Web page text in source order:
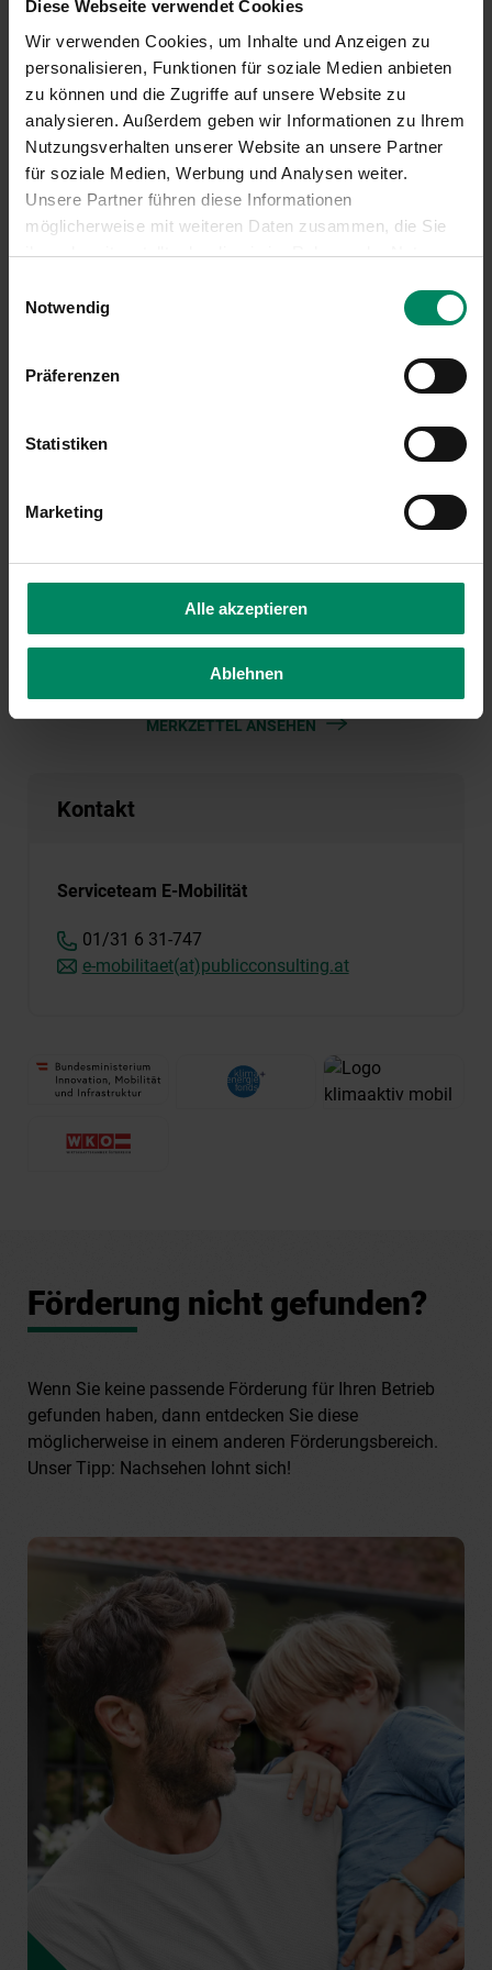
Diese Webseite verwendet Cookies
Wir verwenden Cookies, um Inhalte und Anzeigen zu
personalisieren, Funktionen für soziale Medien anbieten
zu können und die Zugriffe auf unsere Website zu
analysieren. Außerdem geben wir Informationen zu Ihrem
Nutzungsverhalten unserer Website an unsere Partner
für soziale Medien, Werbung und Analysen weiter.
Unsere Partner führen diese Informationen
möglicherweise mit weiteren Daten zusammen, die Sie
ihnen bereitgestellt oder die sie im Rahmen der Nutzung
Notwendig
Präferenzen
Statistiken
Marketing
Alle akzeptieren
Ablehnen
Weitere Informationen zur Antragstellung:
Allgemeine Vertragsbedingungen
Leitfaden zu Ihrem Projekt
(E-)Transporträder und (E-)Falträder für
Fahrzeuge & Ladeinfrastruktur
MERKZETTEL ANSEHEN
Kontakt
Serviceteam E-Mobilität
01/31 6 31-747
e-mobilitaet(at)publicconsulting.at
Förderung nicht gefunden?
Wenn Sie keine passende Förderung für Ihren Betrieb
gefunden haben, dann entdecken Sie diese
möglicherweise in einem anderen Förderungsbereich.
Unser Tipp: Nachsehen lohnt sich!